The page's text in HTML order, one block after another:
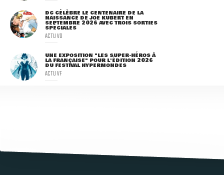
DC CÉLÈBRE LE CENTENAIRE DE LA
NAISSANCE DE JOE KUBERT EN
SEPTEMBRE 2026 AVEC TROIS SORTIES
SPÉCIALES
ACTU VO
UNE EXPOSITION "LES SUPER-HÉROS À
LA FRANÇAISE" POUR L'ÉDITION 2026
DU FESTIVAL HYPERMONDES
ACTU VF